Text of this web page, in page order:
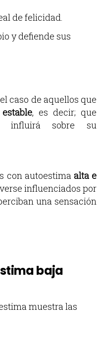
de felicidad.
y defiende sus
caso de aquellos que
, es decir; que
influirá sobre su
con autoestimaalta e
influenciados por
una sensación
baja
muestra las